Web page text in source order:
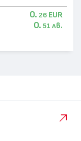
0. 26 EUR
0. 51 лв.